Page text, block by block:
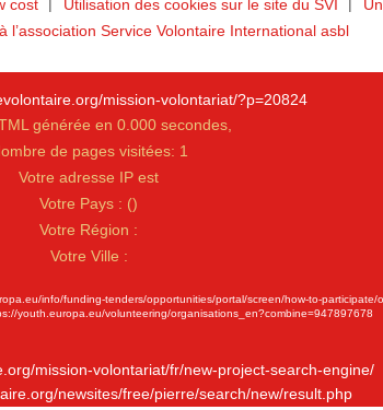
cost Utilisation des cookies sur le site du SVI
l’association Service Volontaire International asbl
mission-volontariat/?p=20824
générée en 0.000 secondes,
de pages visitées: 1
Votre adresse IP est
Votre Pays : ()
Votre Région :
Votre Ville :
info/funding-tenders/opportunities/portal/screen/how-to-participate/
youth.europa.eu/volunteering/organisations_en?combine=947897678
mission-volontariat/fr/new-project-search-engine/
newsites/free/pierre/search/new/result.php